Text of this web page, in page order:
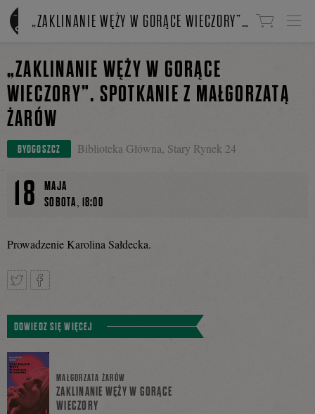
Linki do przejścia
„ZAKLINANIE WĘŻY W GORĄCE WIECZORY”. SPOTKANIE Z MAŁGORZATĄ ŻARÓW
„ZAKLINANIE WĘŻY W GORĄCE
WIECZORY”. SPOTKANIE Z MAŁGORZATĄ
ŻARÓW
BYDGOSZCZ Biblioteka Główna, Stary Rynek 24
18
MAJA
SOBOTA, 18:00
Prowadzenie Karolina Sałdecka.
TweetnijPodziel
się
DOWIEDZ SIĘ WIĘCEJ
MAŁGORZATA ŻARÓW
ZAKLINANIE WĘŻY W GORĄCE
WIECZORY